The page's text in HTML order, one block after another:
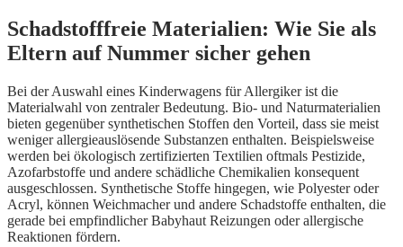
Schadstofffreie Materialien: Wie Sie als
Eltern auf Nummer sicher gehen
Bei der Auswahl eines Kinderwagens für Allergiker ist die
Materialwahl von zentraler Bedeutung. Bio- und Naturmaterialien
bieten gegenüber synthetischen Stoffen den Vorteil, dass sie meist
weniger allergieauslösende Substanzen enthalten. Beispielsweise
werden bei ökologisch zertifizierten Textilien oftmals Pestizide,
Azofarbstoffe und andere schädliche Chemikalien konsequent
ausgeschlossen. Synthetische Stoffe hingegen, wie Polyester oder
Acryl, können Weichmacher und andere Schadstoffe enthalten, die
gerade bei empfindlicher Babyhaut Reizungen oder allergische
Reaktionen fördern.